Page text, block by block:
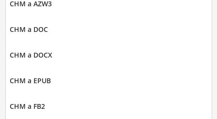
CHM a AZW3
CHM a DOC
CHM a DOCX
CHM a EPUB
CHM a FB2